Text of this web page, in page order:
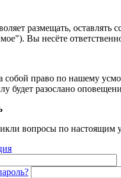
размещать,
Вы несёте
собой право по нашему
будет разослано
вопросы по настоящим